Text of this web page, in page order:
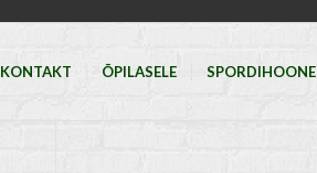
KONTAKT ÕPILASELE SPORDIHOONE